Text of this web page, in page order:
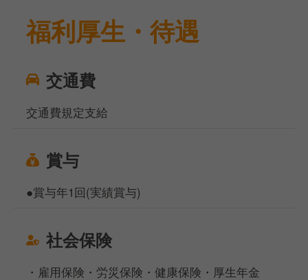
福利厚生・待遇
交通費
交通費規定支給
賞与
●賞与年1回(実績賞与)
社会保険
・雇用保険・労災保険・健康保険・厚生年金